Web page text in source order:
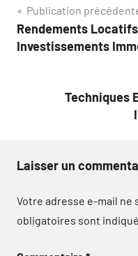
Navigation
de
Publication
Rendements
Investissements
Techniques
Laisser un
Votre adresse e-mail ne
obligatoires sont